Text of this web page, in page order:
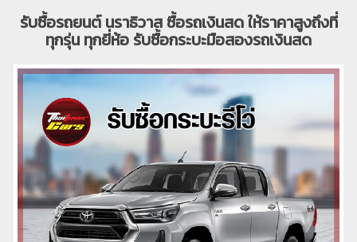
รับซื้อรถยนต์ นราธิวาส ซื้อรถเงินสด ให้ราคาสูงถึงที่
ทุกรุ่น ทุกยี่ห้อ รับซื้อกระบะมือสองรถเงินสด